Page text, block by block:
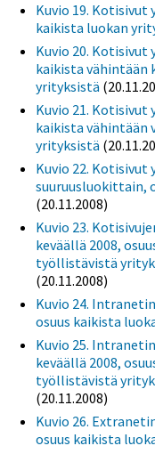
Kuvio 19. Kotisivut
kaikista luokan
Kuvio 20. Kotisivut
kaikista vähintään
yrityksistä
Kuvio 21. Kotisivut
kaikista vähintään
yrityksistä
Kuvio 22. Kotisivut
suuruusluokittain,
(20.11.2008)
Kuvio 23.
keväällä 2008,
työllistävistä
(20.11.2008)
Kuvio 24.
osuus kaikista
Kuvio 25.
keväällä 2008,
työllistävistä
(20.11.2008)
Kuvio 26.
osuus kaikista